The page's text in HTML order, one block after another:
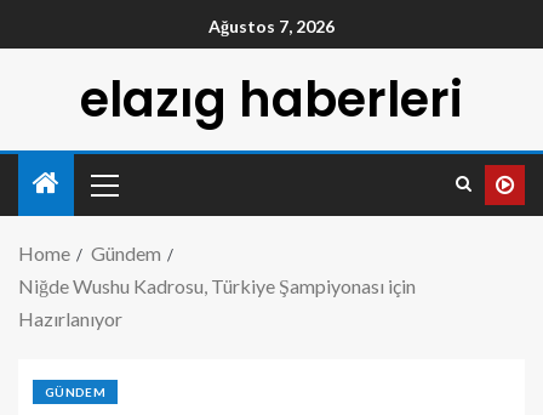
Ağustos 7, 2026
elazıg haberleri
Home
Gündem
Niğde Wushu Kadrosu, Türkiye Şampiyonası için
Hazırlanıyor
GÜNDEM